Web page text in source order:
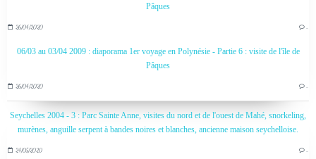
Pâques
26/04/2020 …
06/03 au 03/04 2009 : diaporama 1er voyage en Polynésie - Partie 6 : visite de l'île de
Pâques
26/04/2020 …
Seychelles 2004 - 3 : Parc Sainte Anne, visites du nord et de l'ouest de Mahé, snorkeling,
murènes, anguille serpent à bandes noires et blanches, ancienne maison seychelloise.
24/05/2020 …